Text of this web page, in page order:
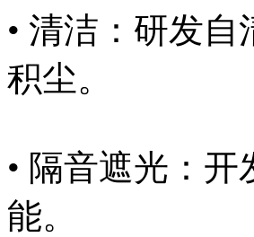
• 清洁：研发
积尘。
• 隔音遮光：
能。